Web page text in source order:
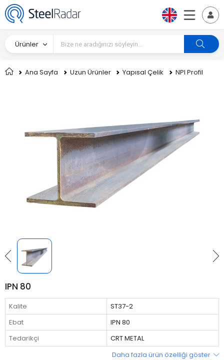
Ürünler
Ana Sayfa Uzun Ürünler Yapısal Çelik NPI Profil
IPN 80
Kalite
ST37-2
Ebat
IPN 80
Tedarikçi
CRT METAL
Daha fazla ürün özelliği göster